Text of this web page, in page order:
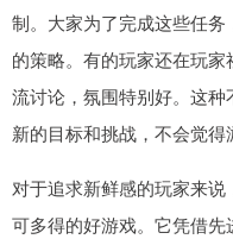
制。大家为了完成这些任
的策略。有的玩家还在玩
流讨论，氛围特别好。这
新的目标和挑战，不会觉得
对于追求新鲜感的玩家来
可多得的好游戏。它凭借